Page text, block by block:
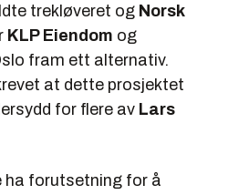
trekløveret og Norsk
KLP Eiendom og
fram ett alternativ.
at dette prosjektet
for flere av Lars
ha forutsetning for å